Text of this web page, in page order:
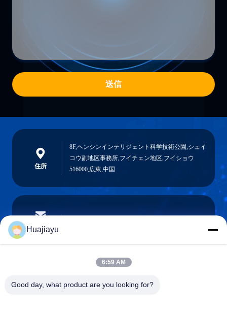
送信
住所
8F,ヘンシンインテリジェント科学技術公園,シュイ
コウ副地区事務所,フイチェン地区,フイショウ
516000,広東,中国
電子メール
電話
Huajiayu
6:59 AM
Good day, what product are you looking for?